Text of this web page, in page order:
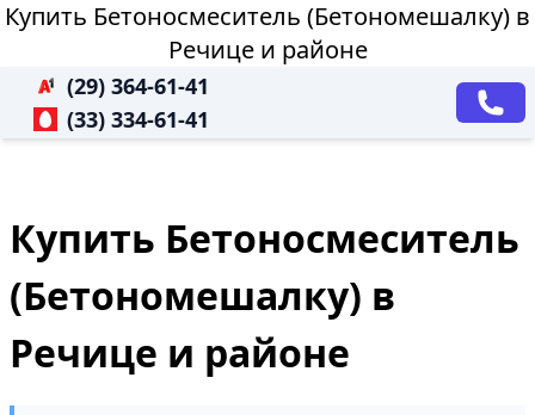
Купить Бетоносмеситель (Бетономешалку) в
Речице и районе
(29) 364-61-41
(33) 334-61-41
Купить Бетоносмеситель
(Бетономешалку) в
Речице и районе